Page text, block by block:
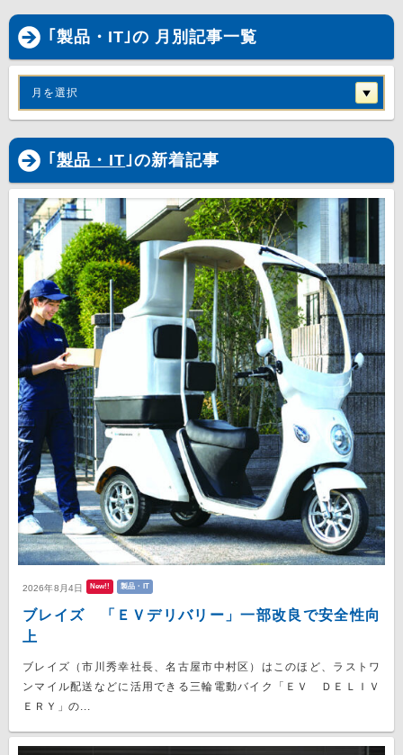
｢製品・IT｣の 月別記事一覧
月を選択
｢ 製品・IT｣の新着記事
2026年8月4日 New!! 製品・IT
ブレイズ 「ＥＶデリバリー」一部改良で安全性向
上
ブレイズ（市川秀幸社長、名古屋市中村区）はこのほど、ラストワ
ンマイル配送などに活用できる三輪電動バイク「ＥＶ ＤＥＬＩＶ
ＥＲＹ」の...